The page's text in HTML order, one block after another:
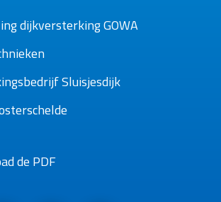
dijkversterking GOWA
Sluisjesdijk
de PDF